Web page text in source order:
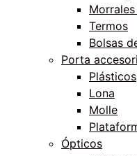
Termos
Bolsas
Porta
Plásticos
Lona
Molle
Ópticos